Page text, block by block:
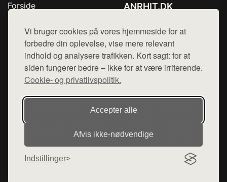
Vi bruger cookies på vores hjemmeside for at
forbedre din oplevelse, vise mere relevant
indhold og analysere trafikken. Kort sagt: for at
siden fungerer bedre – ikke for at være irriterende.
Cookie- og privatlivspolitik.
Accepter alle
Afvis ikke‑nødvendige
Indstillinger
Forside
Top Rabatter
Blog
Kontakt
ANRHIT.DK
Mail: hej@want.dk
Cookie- og privatlivspolitik
Denne side er en del af want.dk, der udgiver en række
hjemmesider med præsentation af forskellige produkter fra
diverse webshops. Der sælges ikke varer fra denne side - vi
henviser til de shops, som sælger varen. Vi har heller ikke
varerne på lager.